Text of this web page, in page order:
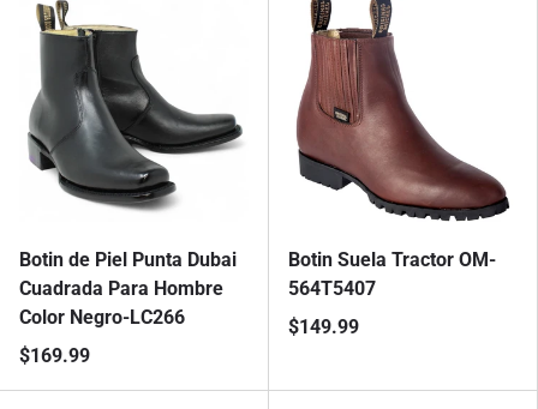
Botin de Piel Punta Dubai
Cuadrada Para Hombre
Color Negro-LC266
$169.99
Botin Suela Tractor OM-
564T5407
$149.99